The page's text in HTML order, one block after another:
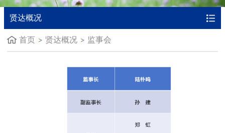
贤达概况
首页 贤达概况 监事会